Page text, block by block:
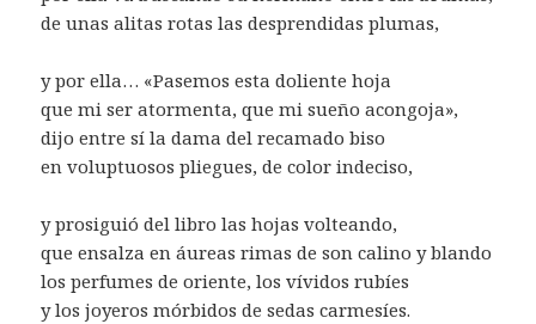
de unas alitas rotas las desprendidas plumas,
y por ella… «Pasemos esta doliente hoja
que mi ser atormenta, que mi sueño acongoja»,
dijo entre sí la dama del recamado biso
en voluptuosos pliegues, de color indeciso,
y prosiguió del libro las hojas volteando,
que ensalza en áureas rimas de son calino y blando
los perfumes de oriente, los vívidos rubíes
y los joyeros mórbidos de sedas carmesíes.